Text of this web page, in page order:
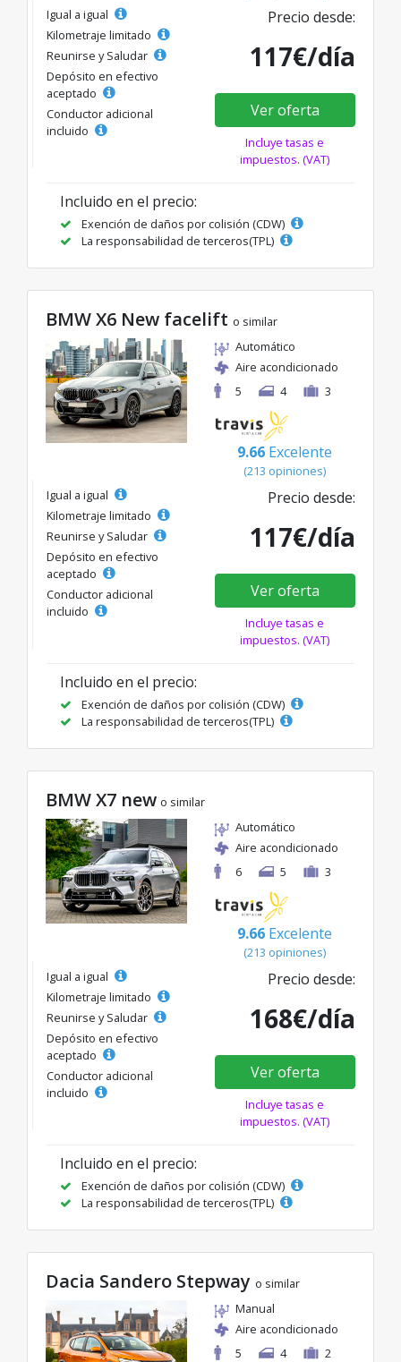
Igual a igual
Kilometraje limitado
Reunirse y Saludar
Depósito en efectivo
aceptado
Conductor adicional
incluido
Precio desde:
117€/día
Ver oferta
Incluye tasas e
impuestos. (VAT)
Incluido en el precio:
Exención de daños por colisión (CDW)
La responsabilidad de terceros(TPL)
BMW X6 New facelift o similar
Automático
Aire acondicionado
5
4 3
9.66 Excelente
(213 opiniones)
Igual a igual
Kilometraje limitado
Reunirse y Saludar
Depósito en efectivo
aceptado
Conductor adicional
incluido
Precio desde:
117€/día
Ver oferta
Incluye tasas e
impuestos. (VAT)
Incluido en el precio:
Exención de daños por colisión (CDW)
La responsabilidad de terceros(TPL)
BMW X7 new o similar
Automático
Aire acondicionado
6
5 3
9.66 Excelente
(213 opiniones)
Igual a igual
Kilometraje limitado
Reunirse y Saludar
Depósito en efectivo
aceptado
Conductor adicional
incluido
Precio desde:
168€/día
Ver oferta
Incluye tasas e
impuestos. (VAT)
Incluido en el precio:
Exención de daños por colisión (CDW)
La responsabilidad de terceros(TPL)
Dacia Sandero Stepway o similar
Manual
Aire acondicionado
5
4 2